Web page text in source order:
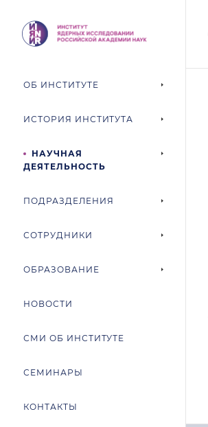
ОБ ИНСТИТУТЕ
ИСТОРИЯ ИНСТИТУТА
НАУЧНАЯ
ДЕЯТЕЛЬНОСТЬ
ПОДРАЗДЕЛЕНИЯ
СОТРУДНИКИ
ОБРАЗОВАНИЕ
НОВОСТИ
СМИ ОБ ИНСТИТУТЕ
СЕМИНАРЫ
КОНТАКТЫ